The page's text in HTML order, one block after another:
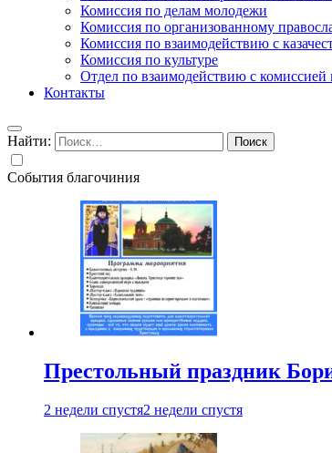
Комиссия по делам молодежи
Комиссия по организованному
Комиссия по взаимодействию с
Комиссия по культуре
Отдел по взаимодействию с
Контакты
Найти:
События благочиния
Престольный праздник
2 недели спустя2 недели спустя